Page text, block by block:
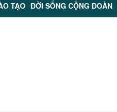
TẠO ĐỜI SỐNG CỘNG ĐOÀN